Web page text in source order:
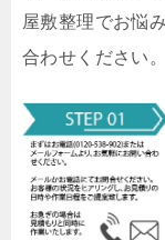
屋敷整理でお悩
合わせください。